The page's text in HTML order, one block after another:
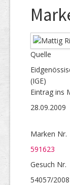
Quelle
(IGE)
Eintrag ins
28.09.2009
Marken Nr.
591623
Gesuch Nr.
54057/2008